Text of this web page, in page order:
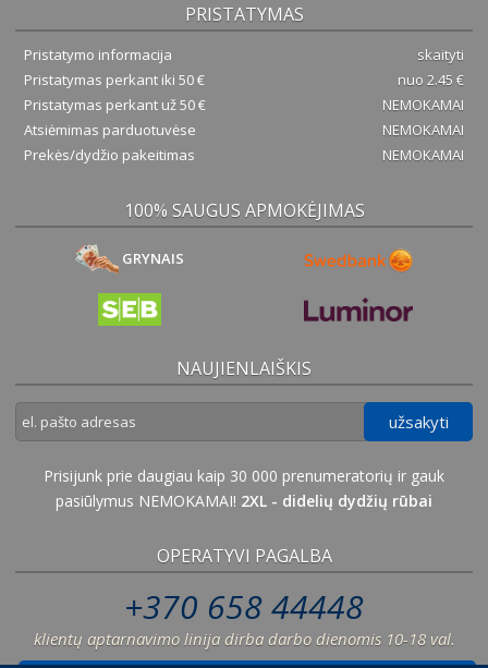
PRISTATYMAS
Pristatymo informacija
skaityti
Pristatymas perkant iki 50 €
nuo 2.45 €
Pristatymas perkant už 50 €
NEMOKAMAI
Atsiėmimas parduotuvėse
NEMOKAMAI
Prekės/dydžio pakeitimas
NEMOKAMAI
100% SAUGUS APMOKĖJIMAS
GRYNAIS
NAUJIENLAIŠKIS
užsakyti
Prisijunk prie daugiau kaip 30 000 prenumeratorių ir gauk
pasiūlymus NEMOKAMAI! 2XL - didelių dydžių rūbai
OPERATYVI PAGALBA
+370 658 44448
klientų aptarnavimo linija dirba darbo dienomis 10-18 val.